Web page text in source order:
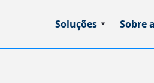
Soluções Sobre